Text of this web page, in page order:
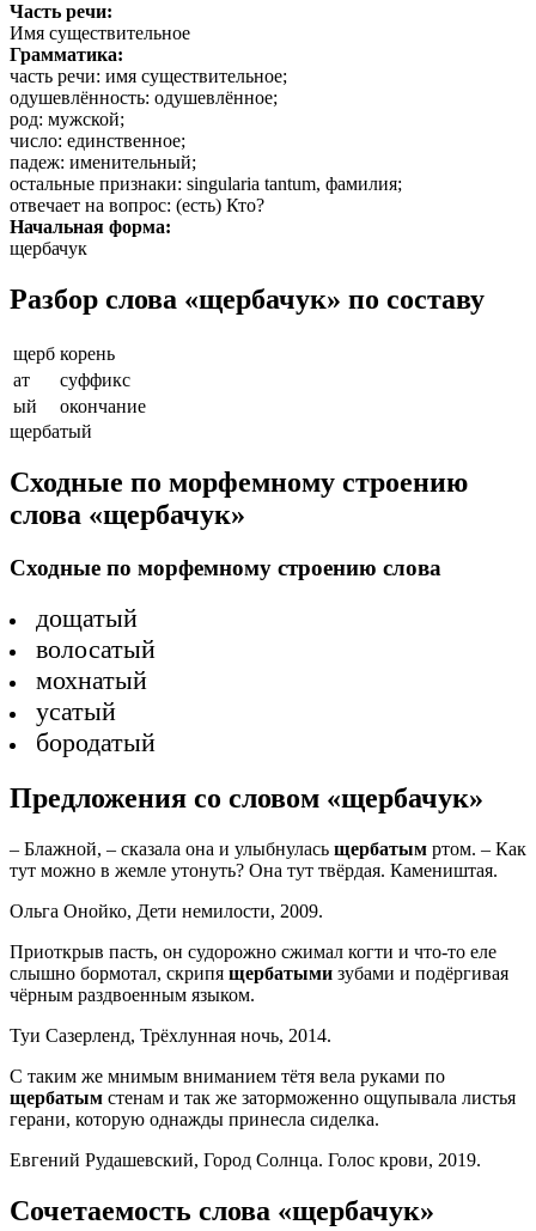
Часть речи:
Имя существительное
Грамматика:
часть речи: имя существительное;
одушевлённость: одушевлённое;
род: мужской;
число: единственное;
падеж: именительный;
остальные признаки: singularia tantum, фамилия;
отвечает на вопрос: (есть) Кто?
Начальная форма:
щербачук
Разбор слова «щербачук» по составу
щерб корень
ат
суффикс
ый
окончание
щербатый
Сходные по морфемному строению
слова «щербачук»
Сходные по морфемному строению слова
дощатый
волосатый
мохнатый
усатый
бородатый
Предложения со словом «щербачук»
– Блажной, – сказала она и улыбнулась щербатым ртом. – Как
тут можно в жемле утонуть? Она тут твёрдая. Камеништая.
Ольга Онойко, Дети немилости, 2009.
Приоткрыв пасть, он судорожно сжимал когти и что-то еле
слышно бормотал, скрипя щербатыми зубами и подёргивая
чёрным раздвоенным языком.
Туи Сазерленд, Трёхлунная ночь, 2014.
С таким же мнимым вниманием тётя вела руками по
щербатым стенам и так же заторможенно ощупывала листья
герани, которую однажды принесла сиделка.
Евгений Рудашевский, Город Солнца. Голос крови, 2019.
Сочетаемость слова «щербачук»